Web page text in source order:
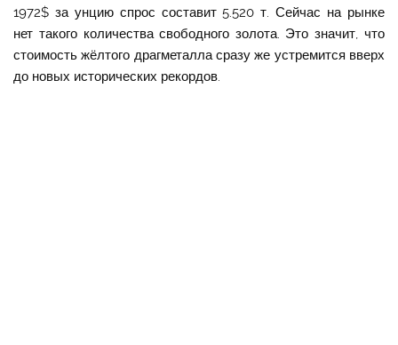
1972$ за унцию спрос составит 5.520 т. Сейчас на рынке
нет такого количества свободного золота. Это значит, что
стоимость жёлтого драгметалла сразу же устремится вверх
до новых исторических рекордов.